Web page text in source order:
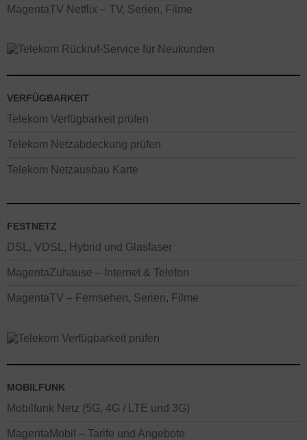
MagentaTV Netflix – TV, Serien, Filme
VERFÜGBARKEIT
Telekom Verfügbarkeit prüfen
Telekom Netzabdeckung prüfen
Telekom Netzausbau Karte
FESTNETZ
DSL, VDSL, Hybrid und Glasfaser
MagentaZuhause – Internet & Telefon
MagentaTV – Fernsehen, Serien, Filme
MOBILFUNK
Mobilfunk Netz (5G, 4G / LTE und 3G)
MagentaMobil – Tarife und Angebote